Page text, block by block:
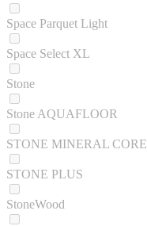
Space Parquet Light
Space Select XL
Stone
Stone AQUAFLOOR
STONE MINERAL CORE
STONE PLUS
StoneWood